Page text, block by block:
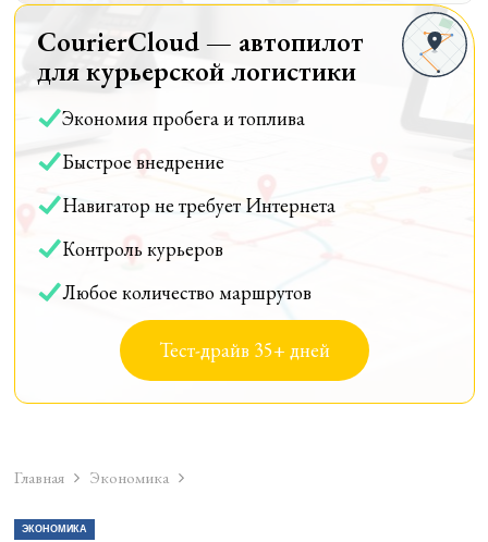
CourierCloud — автопилот
для курьерской логистики
Экономия пробега и топлива
Быстрое внедрение
Навигатор не требует Интернета
Контроль курьеров
Любое количество маршрутов
Тест-драйв 35+ дней
Главная Экономика
ЭКОНОМИКА